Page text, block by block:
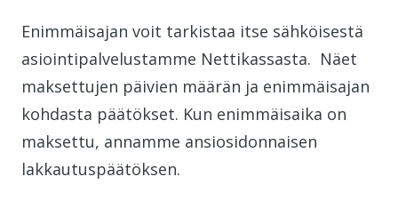
Enimmäisajan voit tarkistaa itse sähköisestä
asiointipalvelustamme Nettikassasta. Näet
maksettujen päivien määrän ja enimmäisajan
kohdasta päätökset. Kun enimmäisaika on
maksettu, annamme ansiosidonnaisen
lakkautuspäätöksen.